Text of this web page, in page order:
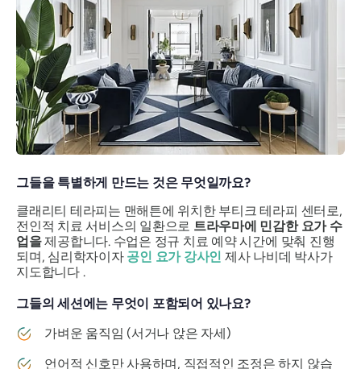
그들을 특별하게 만드는 것은 무엇일까요?
클래리티 테라피는 맨해튼에 위치한 부티크 테라피 센터로,
전인적 치료 서비스의 일환으로 트라우마에 민감한 요가 수
업을제공합니다. 수업은 정규 치료 예약 시간에 맞춰 진행
되며, 심리학자이자 공인 요가 강사인 제사 나비데 박사가
지도합니다 .
그들의 세션에는 무엇이 포함되어 있나요?
가벼운 움직임 (서거나 앉은 자세)
언어적 신호만 사용하며, 직접적인 조정은 하지 않습